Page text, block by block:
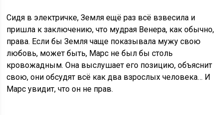
Сидя в электричке, Земля ещё раз всё взвесила и
пришла к заключению, что мудрая Венера, как обычно,
права. Если бы Земля чаще показывала мужу свою
любовь, может быть, Марс не был бы столь
кровожадным. Она выслушает его позицию, объяснит
свою, они обсудят всё как два взрослых человека… И
Марс увидит, что он не прав.